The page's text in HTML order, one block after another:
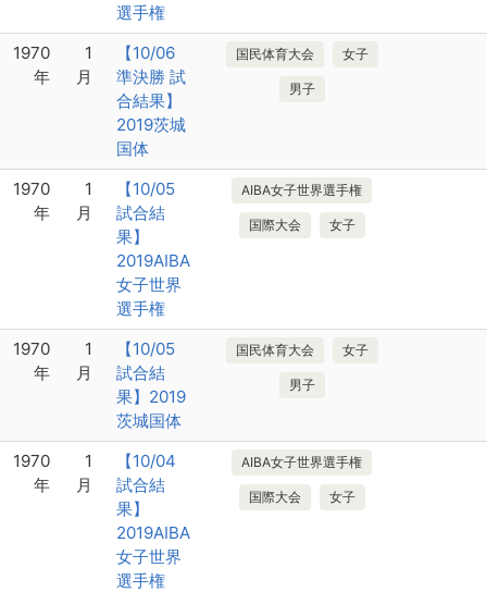
選手権
1970
年
1
月
【10/06
準決勝 試
合結果】
2019茨城
国体
国民体育大会 女子
男子
1970
年
1
月
【10/05
試合結
果】
2019AIBA
女子世界
選手権
AIBA女子世界選手権
国際大会 女子
1970
年
1
月
【10/05
試合結
果】2019
茨城国体
国民体育大会 女子
男子
1970
年
1
月
【10/04
試合結
果】
2019AIBA
女子世界
選手権
AIBA女子世界選手権
国際大会 女子